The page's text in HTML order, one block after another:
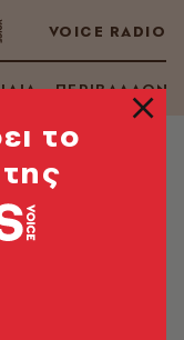
VOICE RADIO
ΠΕΡΙΒΑΛΛΟΝ
που το google
σωστή δόση
η
το